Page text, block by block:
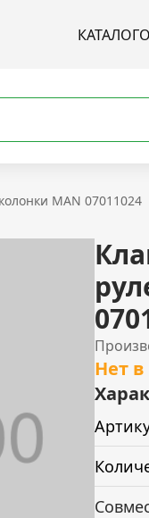
КАТАЛОГ
MAN 07011024
Нет